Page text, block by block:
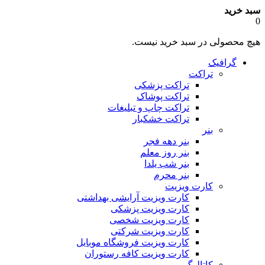
سبد خرید
0
هیچ محصولی در سبد خرید نیست.
گرافیک
تراکت
تراکت پزشکی
تراکت پوشاک
تراکت چاپ و تبلیغات
تراکت خشکبار
بنر
بنر دهه فجر
بنر روز معلم
بنر شب یلدا
بنر محرم
کارت ویزیت
کارت ویزیت آرایشی بهداشتی
کارت ویزیت پزشکی
کارت ویزیت شخصی
کارت ویزیت شرکتی
کارت ویزیت فروشگاه موبایل
کارت ویزیت کافه رستوران